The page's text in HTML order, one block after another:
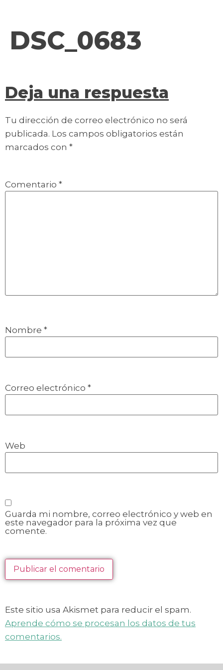
DSC_0683
Deja una respuesta
Tu dirección de correo electrónico no será
publicada. Los campos obligatorios están
marcados con *
Comentario *
Nombre *
Correo electrónico *
Web
Guarda mi nombre, correo electrónico y web en
este navegador para la próxima vez que
comente.
Este sitio usa Akismet para reducir el spam.
Aprende cómo se procesan los datos de tus
comentarios.